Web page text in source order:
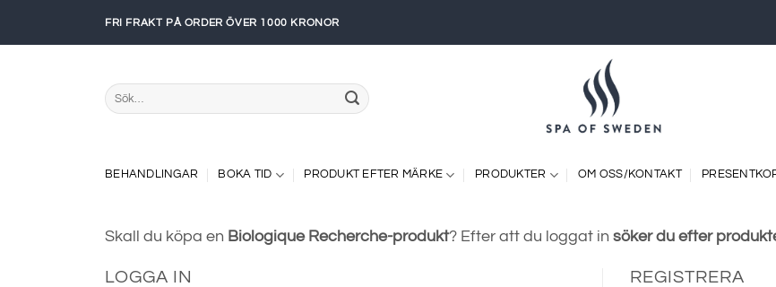
FRI FRAKT PÅ ORDER ÖVER 1000 KRONOR
Sök
efter:
BEHANDLINGAR BOKA TID PRODUKT EFTER MÄRKE PRODUKTER OM OSS/KONTAKT
Skall du köpa en Biologique Recherche-produkt? Efter att du loggat in söker du efter
LOGGA IN REGISTRERA